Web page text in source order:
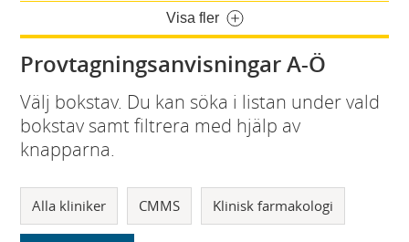
Visa fler
Provtagningsanvisningar A-Ö
Välj bokstav. Du kan söka i listan under vald
bokstav samt filtrera med hjälp av
knapparna.
Alla kliniker CMMS Klinisk farmakologi